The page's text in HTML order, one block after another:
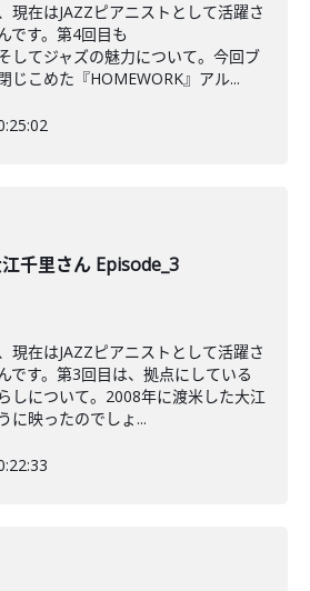
現在はJAZZピアニストとして活躍さ
です。第4回目も
してジャズの魅力について。今回ブ
じこめた『HOMEWORK』アル...
千里さん Episode_3
現在はJAZZピアニストとして活躍さ
です。第3回目は、拠点にしている
しについて。2008年に渡米した大江
に映ったのでしょ...